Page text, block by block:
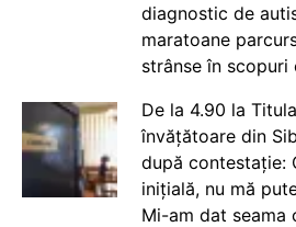
diagnostic de
maratoane
strânse în scopuri
De la 4.90 la
învățătoare din
după contestație:
inițială, nu mă
Mi-am dat seama